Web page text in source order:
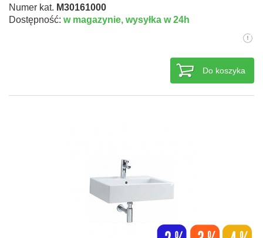
Numer kat. M30161000
Dostępność: w magazynie, wysyłka w 24h
Do koszyka